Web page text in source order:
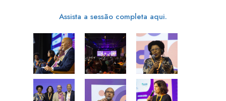
Assista a sessão completa aqui.